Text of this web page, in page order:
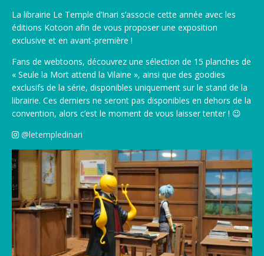
La librairie Le Temple d’Inari s’associe cette année avec les
éditions Kotoon afin de vous proposer une exposition
exclusive et en avant-première !
Fans de webtoons, découvrez une sélection de 15 planches de
« Seule la Mort attend la Vilaine », ainsi que des goodies
exclusifs de la série, disponibles uniquement sur le stand de la
librairie. Ces derniers ne seront pas disponibles en dehors de la
convention, alors c’est le moment de vous laisser tenter ! 😉
@letempledinari